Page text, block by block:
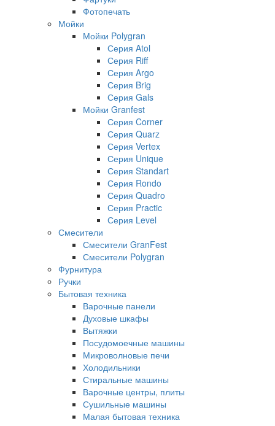
Фотопечать
Мойки
Мойки Polygran
Серия Atol
Серия Riff
Серия Argo
Серия Brig
Серия Gals
Мойки Granfest
Серия Corner
Серия Quarz
Серия Vertex
Серия Unique
Серия Standart
Серия Rondo
Серия Quadro
Серия Practic
Серия Level
Смесители
Смесители GranFest
Смесители Polygran
Фурнитура
Ручки
Бытовая техника
Варочные панели
Духовые шкафы
Вытяжки
Посудомоечные машины
Микроволновые печи
Холодильники
Стиральные машины
Варочные центры, плиты
Сушильные машины
Малая бытовая техника